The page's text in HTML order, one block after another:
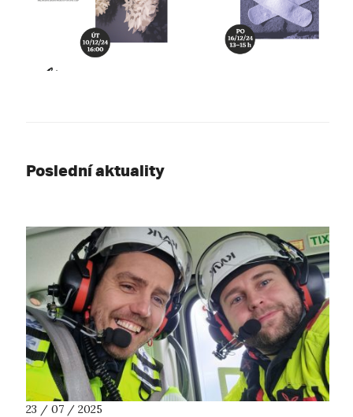
Poslední aktuality
23 / 07 / 2025